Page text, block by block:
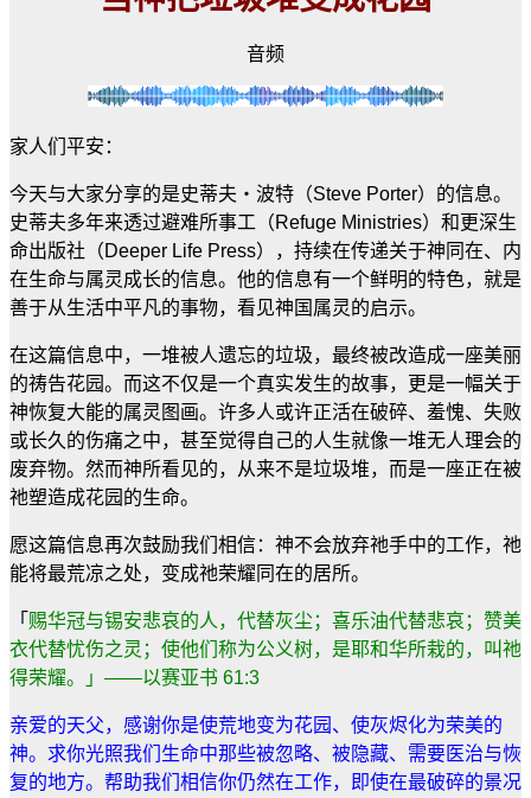
音频
家人们平安：
今天与大家分享的是史蒂夫 ・波特（Steve Porter）的信息。
史蒂夫多年来透过避难所事工（Refuge Ministries）和更深生
命出版社（Deeper Life Press），持续在传递关于神同在、内
在生命与属灵成长的信息。他的信息有一个鲜明的特色，就是
善于从生活中平凡的事物，看见神国属灵的启示。
在这篇信息中，一堆被人遗忘的垃圾，最终被改造成一座美丽
的祷告花园。而这不仅是一个真实发生的故事，更是一幅关于
神恢复大能的属灵图画。许多人或许正活在破碎、羞愧、失败
或长久的伤痛之中，甚至觉得自己的人生就像一堆无人理会的
废弃物。然而神所看见的，从来不是垃圾堆，而是一座正在被
祂塑造成花园的生命。
愿这篇信息再次鼓励我们相信：神不会放弃祂手中的工作，祂
能将最荒凉之处，变成祂荣耀同在的居所。
「 赐华冠与锡安悲哀的人，代替灰尘；喜乐油代替悲哀；赞美
衣代替忧伤之灵；使他们称为公义树，是耶和华所栽的，叫祂
得荣耀。」 ——以赛亚书 61:3
亲爱的天父，感谢你是使荒地变为花园、使灰烬化为荣美的
神。求你光照我们生命中那些被忽略、被隐藏、需要医治与恢
复的地方。帮助我们相信你仍然在工作，即使在最破碎的景况